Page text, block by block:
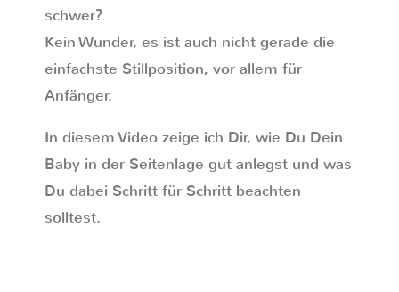
schwer?
Kein Wunder, es ist auch nicht gerade die
einfachste Stillposition, vor allem für
Anfänger.
In diesem Video zeige ich Dir, wie Du Dein
Baby in der Seitenlage gut anlegst und was
Du dabei Schritt für Schritt beachten
solltest.